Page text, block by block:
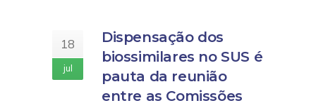
18
jul
Dispensação dos
biossimilares no SUS é
pauta da reunião
entre as Comissões